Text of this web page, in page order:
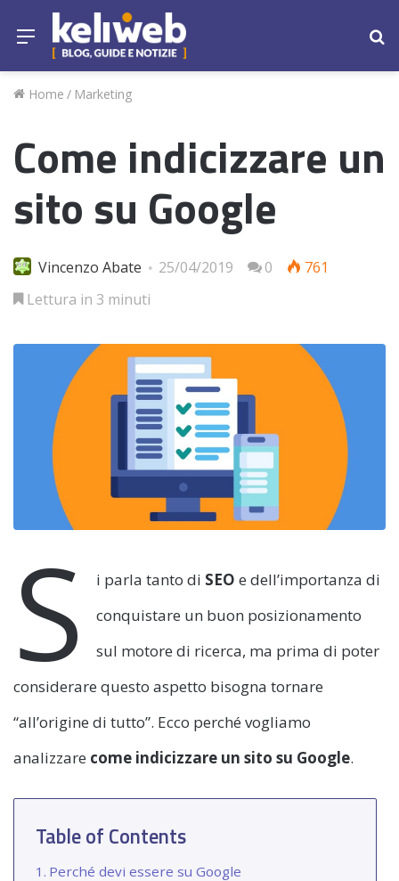
Menu
Home / Marketing
Come indicizzare un
sito su Google
Vincenzo Abate 25/04/2019 0
761
Lettura in 3 minuti
S i parla tanto di SEOe dell’importanza di
conquistare un buon posizionamento
sul motore di ricerca, ma prima di poter
considerare questo aspetto bisogna tornare
“all’origine di tutto”. Ecco perché vogliamo
analizzare come indicizzare un sito su Google.
Table of Contents
Perché devi essere su Google